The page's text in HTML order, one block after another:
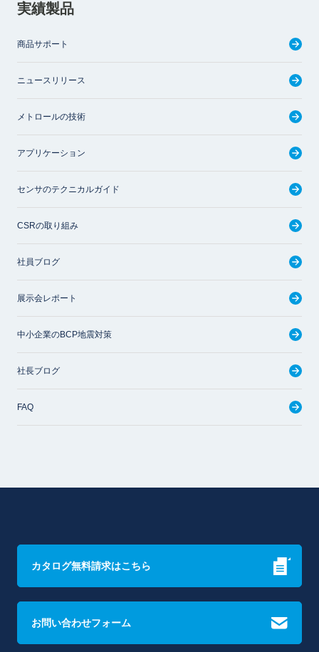
実績製品
商品サポート
ニュースリリース
メトロールの技術
アプリケーション
センサのテクニカルガイド
CSRの取り組み
社員ブログ
展示会レポート
中小企業のBCP地震対策
社長ブログ
FAQ
カタログ無料請求はこちら
お問い合わせフォーム